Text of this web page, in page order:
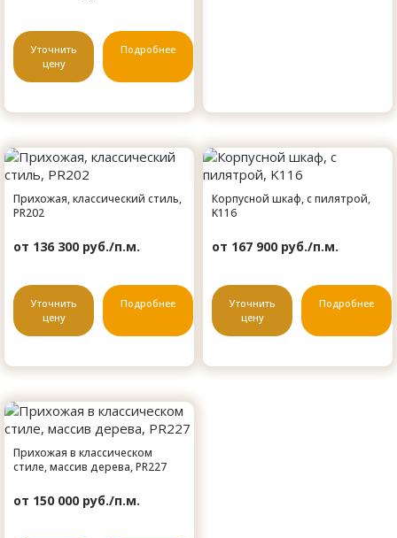
Уточнить
цену
Подробнее
Прихожая, классический стиль,
PR202
от 136 300 руб./п.м.
Уточнить
цену
Подробнее
Корпусной шкаф, с пилятрой,
K116
от 167 900 руб./п.м.
Уточнить
цену
Подробнее
Прихожая в классическом
стиле, массив дерева, PR227
от 150 000 руб./п.м.